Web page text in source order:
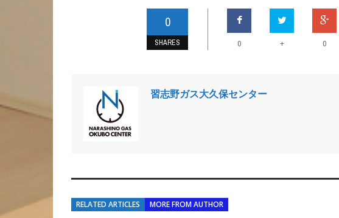
0
SHARES 0 + 0
習志野ガス大久保センター
RELATED ARTICLES MORE FROM AUTHOR